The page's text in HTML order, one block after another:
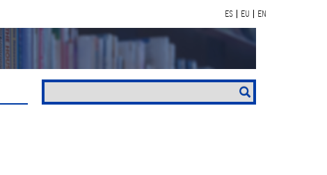
ES EU EN